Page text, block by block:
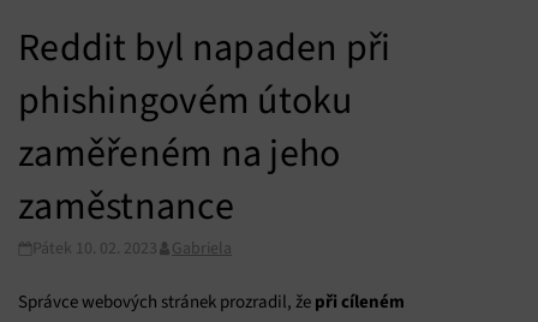
Reddit byl napaden při
phishingovém útoku
zaměřeném na jeho
zaměstnance
Pátek 10. 02. 2023 Gabriela
Správce webových stránek prozradil, že při cíleném